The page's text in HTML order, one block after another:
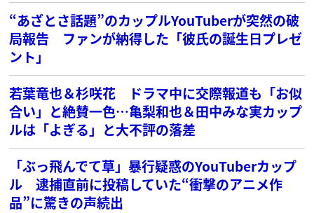
“あざとさ話題”のカップルYouTuberが突然の破
局報告 ファンが納得した「彼氏の誕生日プレゼ
ント」
若葉竜也＆杉咲花 ドラマ中に交際報道も「お似
合い」と絶賛一色…亀梨和也＆田中みな実カップ
ルは「よぎる」と大不評の落差
「ぶっ飛んでて草」暴行疑惑のYouTuberカップ
ル 逮捕直前に投稿していた“衝撃のアニメ作
品”に驚きの声続出